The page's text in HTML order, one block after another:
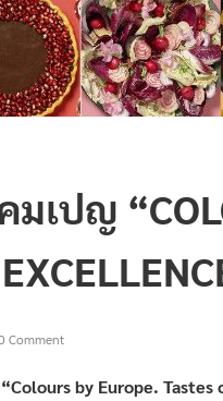
เปญ
Comment
by Europe. Tastes